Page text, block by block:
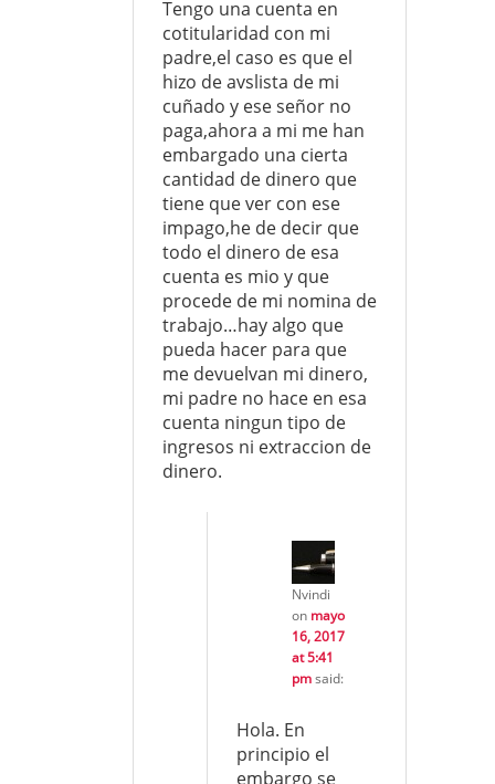
Tengo una cuenta en
cotitularidad con mi
padre,el caso es que el
hizo de avslista de mi
cuñado y ese señor no
paga,ahora a mi me han
embargado una cierta
cantidad de dinero que
tiene que ver con ese
impago,he de decir que
todo el dinero de esa
cuenta es mio y que
procede de mi nomina de
trabajo…hay algo que
pueda hacer para que
me devuelvan mi dinero,
mi padre no hace en esa
cuenta ningun tipo de
ingresos ni extraccion de
dinero.
Nvindi
on mayo
16, 2017
at 5:41
pmsaid:
Hola. En
principio el
embargo se